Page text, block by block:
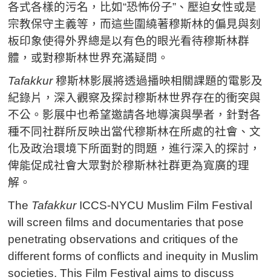
各式各樣的污名，比如“恐怖份子”、壓迫女性或是
宗教保守主義等，而這些圍繞著穆斯林的偏見與刻
板印象使得外界總是以有色的眼光看待穆斯林群
體，或對穆斯林世界充滿疑問。
Tafakkur穆斯林影展將透過播映相關課題的電影及
紀錄片，深入觀察及探討穆斯林世界存在的衝突與
不公。影展中也希望邀請各地導演與學者，針對各
種不同社群所反映出當代穆斯林在所處的社會、文
化及政治環境下所面對的問題，進行深入的探討，
俾能促成社會大眾對於穆斯林社群更為寬廣的理
解。
The TafakkurICCS-NYCU Muslim Film Festival
will screen films and documentaries that pose
penetrating observations and critiques of the
different forms of conflicts and inequity in Muslim
societies. This Film Festival aims to discuss